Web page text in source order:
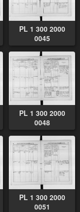
PL 1 300 2000
0045
PL 1 300 2000
0048
PL 1 300 2000
0051